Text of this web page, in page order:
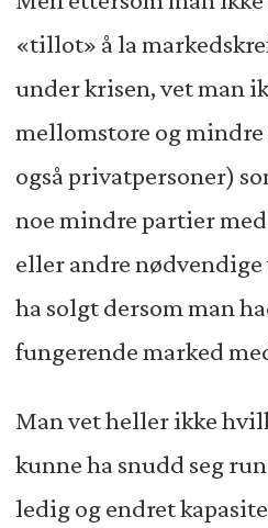
«tillot» å la
under krisen, vet man
mellomstore og
også privatpersoner)
noe mindre partier
eller andre nødvendige
ha solgt dersom man
fungerende marked
Man vet heller ikke
kunne ha snudd seg
ledig og endret